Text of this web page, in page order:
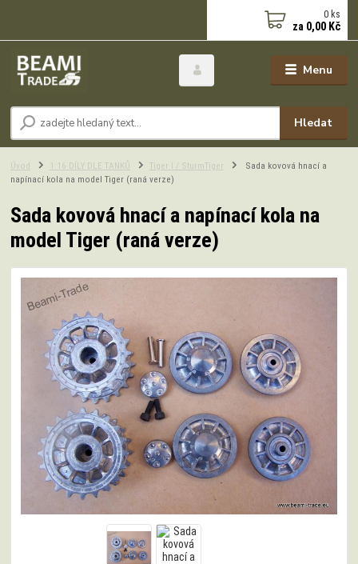
Menu
Hledat
0 ks
za 0,00 Kč
Úvod 1:16 DÍLY DLE TANKŮ Tiger I / SturmTiger
Sada kovová hnací a
napínací kola na model Tiger (raná verze)
Sada kovová hnací a napínací kola na
model Tiger (raná verze)